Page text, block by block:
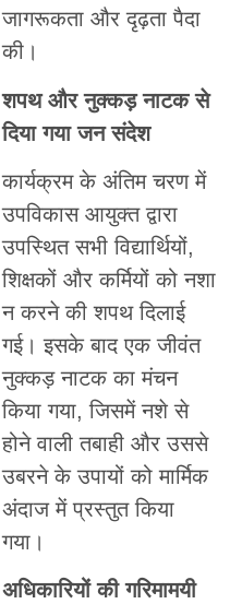
जागरूकता और दृढ़ता पैदा
की।
शपथ और नुक्कड़ नाटक से
दिया गया जन संदेश
कार्यक्रम के अंतिम चरण में
उपविकास आयुक्त द्वारा
उपस्थित सभी विद्यार्थियों,
शिक्षकों और कर्मियों को नशा
न करने की शपथ दिलाई
गई। इसके बाद एक जीवंत
नुक्कड़ नाटक का मंचन
किया गया, जिसमें नशे से
होने वाली तबाही और उससे
उबरने के उपायों को मार्मिक
अंदाज में प्रस्तुत किया
गया।
अधिकारियों की गरिमामयी